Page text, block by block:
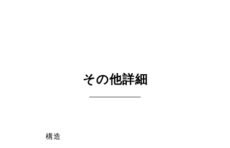
その他詳細
構造